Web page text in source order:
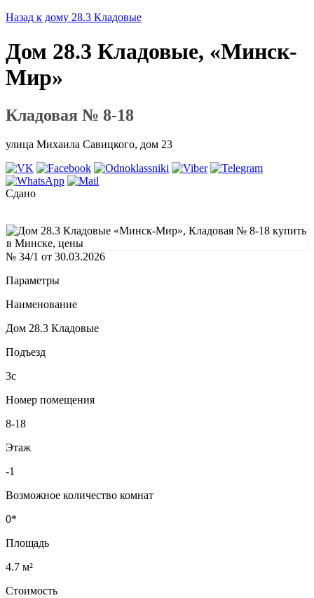
Назад к дому 28.3 Кладовые
Дом 28.3 Кладовые, «Минск-
Мир»
Кладовая № 8-18
улица Михаила Савицкого, дом 23
Сдано
№ 34/1 от 30.03.2026
Параметры
Наименование
Дом 28.3 Кладовые
Подъезд
3с
Номер помещения
8-18
Этаж
-1
Возможное количество комнат
0*
Площадь
4.7 м²
Стоимость